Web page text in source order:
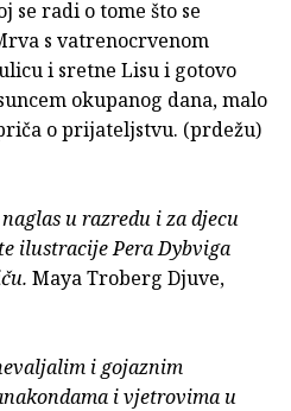
se radi o tome što se
s vatrenocrvenom
i sretne Lisu i gotovo
okupanog dana, malo
o prijateljstvu. (prdežu)
u razredu i za djecu
ilustracije Pera Dybviga
Maya Troberg Djuve,
i gojaznim
i vjetrovima u